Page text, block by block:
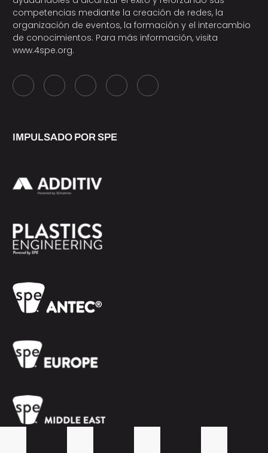
competencias mediante la creación de redes, la
organización de eventos, la formación y el intercambio
de conocimientos. Para más información, visita
www.4spe.org.
IMPULSADO POR SPE